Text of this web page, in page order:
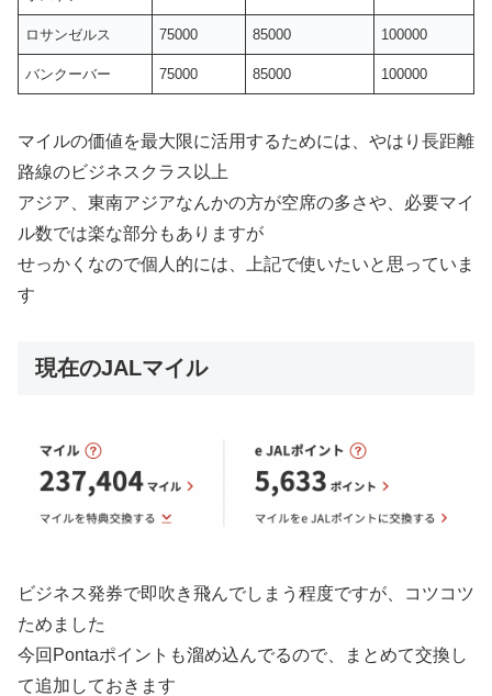
ロサンゼルス 75000 85000 100000
バンクーバー 75000 85000 100000
マイルの価値を最大限に活用するためには、やはり長距離
路線のビジネスクラス以上
アジア、東南アジアなんかの方が空席の多さや、必要マイ
ル数では楽な部分もありますが
せっかくなので個人的には、上記で使いたいと思っていま
す
現在のJALマイル
ビジネス発券で即吹き飛んでしまう程度ですが、コツコツ
ためました
今回Pontaポイントも溜め込んでるので、まとめて交換し
て追加しておきます